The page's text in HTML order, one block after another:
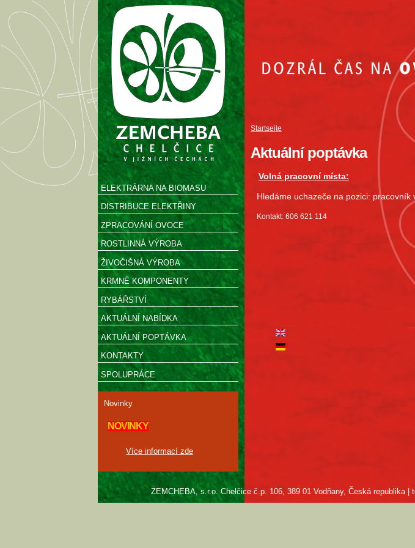
ELEKTRÁRNA NA BIOMASU
DISTRIBUCE ELEKTŘINY
ZPRACOVÁNÍ OVOCE
ROSTLINNÁ VÝROBA
ŽIVOČIŠNÁ VÝROBA
KRMNÉ KOMPONENTY
RYBÁŘSTVÍ
AKTUÁLNÍ NABÍDKA
AKTUÁLNÍ POPTÁVKA
KONTAKTY
SPOLUPRÁCE
Novinky
NOVINKY
Více informací zde
Startseite
Aktuální poptávka
Volná pracovní místa:
Hledáme uchazeče na pozici:
Kontakt: 606 621 114
ZEMCHEBA, s.r.o. Chelčice č.p. 106, 389 01 Vodňany, Česká republika